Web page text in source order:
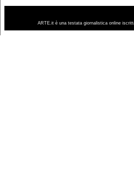
ARTE.it è una testata giornalistica online